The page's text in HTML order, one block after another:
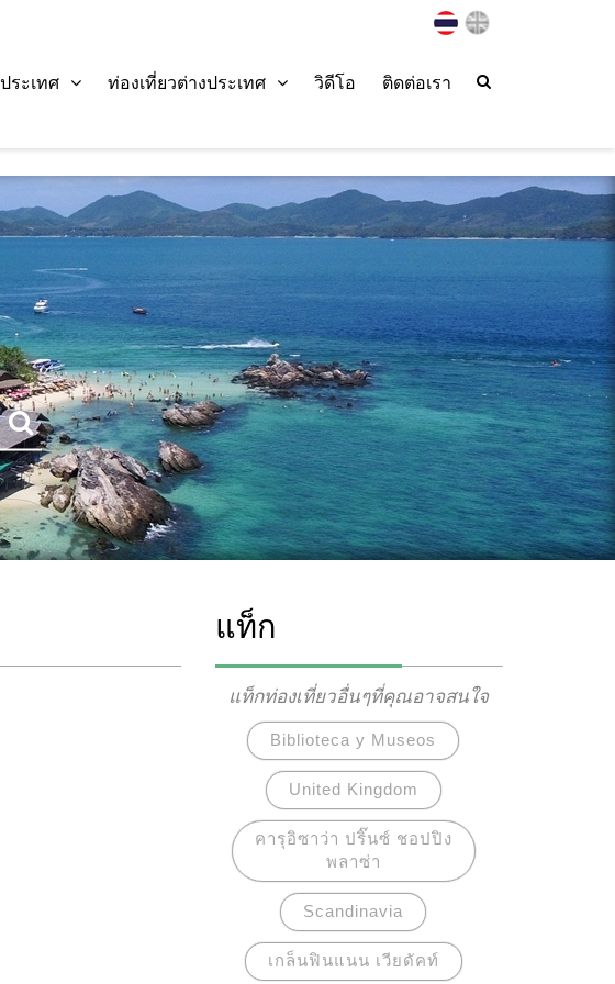
ระเทศ ท่องเที่ยวต่างประเทศ วิดีโอ ติดต่อเรา
แท็ก
แท็กท่องเที่ยวอื่นๆที่คุณอาจสนใจ
Biblioteca y Museos
United Kingdom
คารุอิซาว่า ปริ๊นซ์ ชอปปิง
พลาซ่า
Scandinavia
เกล็นฟินแนน เวียดัคท์